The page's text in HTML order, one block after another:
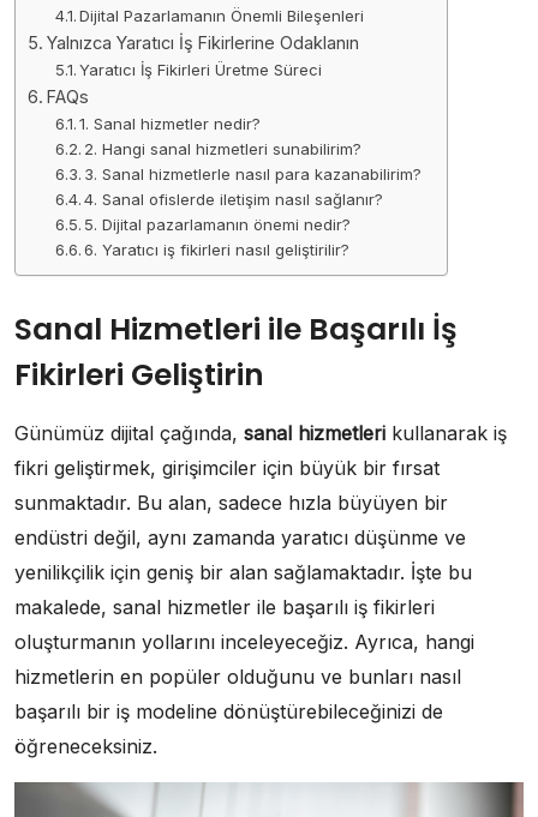
Dijital Pazarlamanın Önemli Bileşenleri
Yalnızca Yaratıcı İş Fikirlerine Odaklanın
Yaratıcı İş Fikirleri Üretme Süreci
FAQs
1. Sanal hizmetler nedir?
2. Hangi sanal hizmetleri sunabilirim?
3. Sanal hizmetlerle nasıl para kazanabilirim?
4. Sanal ofislerde iletişim nasıl sağlanır?
5. Dijital pazarlamanın önemi nedir?
6. Yaratıcı iş fikirleri nasıl geliştirilir?
Sanal Hizmetleri ile Başarılı İş
Fikirleri Geliştirin
Günümüz dijital çağında, sanal hizmetleri kullanarak iş
fikri geliştirmek, girişimciler için büyük bir fırsat
sunmaktadır. Bu alan, sadece hızla büyüyen bir
endüstri değil, aynı zamanda yaratıcı düşünme ve
yenilikçilik için geniş bir alan sağlamaktadır. İşte bu
makalede, sanal hizmetler ile başarılı iş fikirleri
oluşturmanın yollarını inceleyeceğiz. Ayrıca, hangi
hizmetlerin en popüler olduğunu ve bunları nasıl
başarılı bir iş modeline dönüştürebileceğinizi de
öğreneceksiniz.